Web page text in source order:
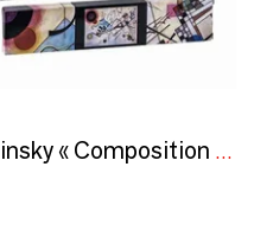
Éventail pliable Kandinsky « Composition 8 ».